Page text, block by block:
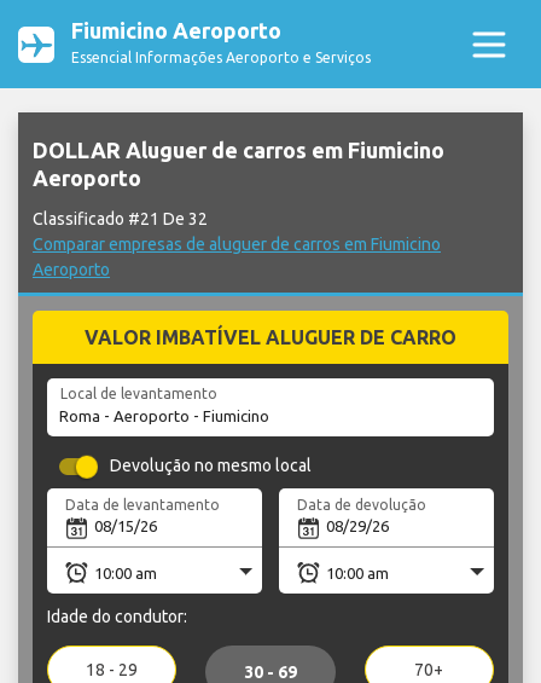
Fiumicino Aeroporto
Essencial Informações Aeroporto e Serviços
DOLLAR Aluguer de carros em Fiumicino
Aeroporto
Classificado #21 De 32
Comparar empresas de aluguer de carros em Fiumicino
Aeroporto
VALOR IMBATÍVEL ALUGUER DE CARRO
Local de levantamento
Devolução no mesmo local
Data de levantamento Data de devolução
Idade do condutor:
18 - 29 30 - 69 70+